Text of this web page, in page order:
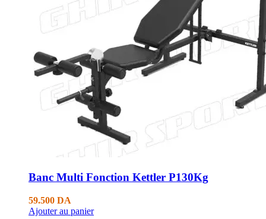
Banc Multi Fonction Kettler P130Kg
59.500 DA
Ajouter au panier